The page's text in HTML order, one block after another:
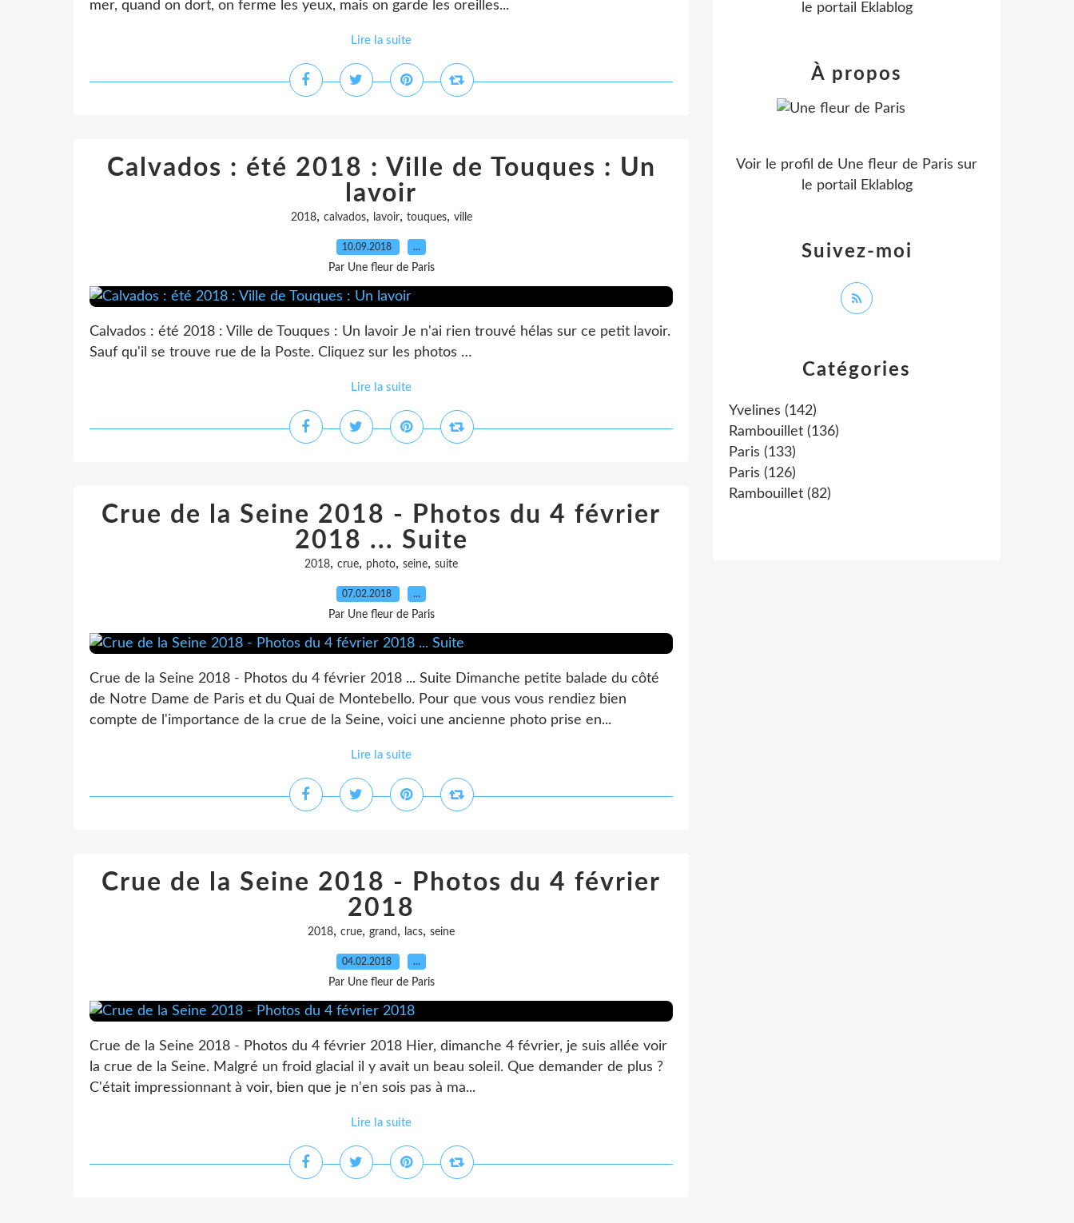
mer, quand on dort, on ferme les yeux, mais on garde les oreilles...
Lire la suite
Calvados : été 2018 : Ville de Touques : Un
lavoir
2018, calvados, lavoir, touques, ville
10.09.2018 …
Par Une fleur de Paris
Calvados : été 2018 : Ville de Touques : Un lavoir Je n'ai rien trouvé hélas sur ce petit lavoir.
Sauf qu'il se trouve rue de la Poste. Cliquez sur les photos …
Lire la suite
Crue de la Seine 2018 - Photos du 4 février
2018 ... Suite
2018, crue, photo, seine, suite
07.02.2018 …
Par Une fleur de Paris
Crue de la Seine 2018 - Photos du 4 février 2018 ... Suite Dimanche petite balade du côté
de Notre Dame de Paris et du Quai de Montebello. Pour que vous vous rendiez bien
compte de l'importance de la crue de la Seine, voici une ancienne photo prise en...
Lire la suite
Crue de la Seine 2018 - Photos du 4 février
2018
2018, crue, grand , lacs, seine
04.02.2018 …
Par Une fleur de Paris
Crue de la Seine 2018 - Photos du 4 février 2018 Hier, dimanche 4 février, je suis allée voir
la crue de la Seine. Malgré un froid glacial il y avait un beau soleil. Que demander de plus ?
C'était impressionnant à voir, bien que je n'en sois pas à ma...
Lire la suite
Catégories
Yvelines (142)
Rambouillet (136)
Paris (133)
Paris (126)
Rambouillet (82)
le portail Eklablog
Suivez-moi
À propos
Voir le profil de Une fleur de Paris sur
le portail Eklablog